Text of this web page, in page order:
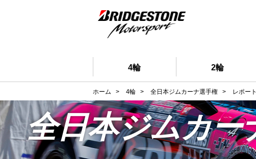
4輪 2輪
ホーム > 4輪 > 全日本ジムカーナ選手権 > レポート
全日本ジムカー